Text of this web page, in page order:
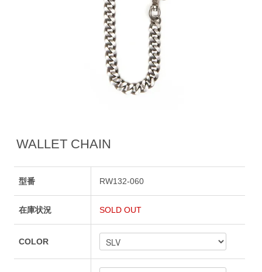
WALLET CHAIN
型番 RW132-060
在庫状況 SOLD OUT
COLOR